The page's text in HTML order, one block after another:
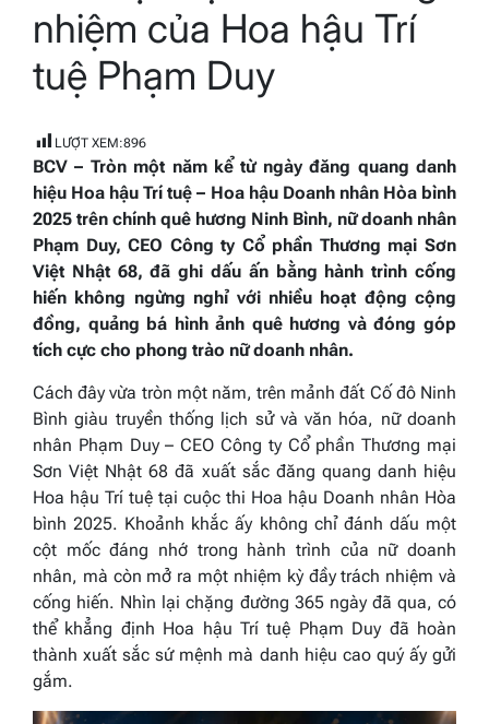
nhiệm của Hoa hậu Trí
tuệ Phạm Duy
LƯỢT XEM:896
BCV – Tròn một năm kể từ ngày đăng quang danh
hiệu Hoa hậu Trí tuệ – Hoa hậu Doanh nhân Hòa bình
2025 trên chính quê hương Ninh Bình, nữ doanh nhân
Phạm Duy, CEO Công ty Cổ phần Thương mại Sơn
Việt Nhật 68, đã ghi dấu ấn bằng hành trình cống
hiến không ngừng nghỉ với nhiều hoạt động cộng
đồng, quảng bá hình ảnh quê hương và đóng góp
tích cực cho phong trào nữ doanh nhân.
Cách đây vừa tròn một năm, trên mảnh đất Cố đô Ninh
Bình giàu truyền thống lịch sử và văn hóa, nữ doanh
nhân Phạm Duy – CEO Công ty Cổ phần Thương mại
Sơn Việt Nhật 68 đã xuất sắc đăng quang danh hiệu
Hoa hậu Trí tuệ tại cuộc thi Hoa hậu Doanh nhân Hòa
bình 2025. Khoảnh khắc ấy không chỉ đánh dấu một
cột mốc đáng nhớ trong hành trình của nữ doanh
nhân, mà còn mở ra một nhiệm kỳ đầy trách nhiệm và
cống hiến. Nhìn lại chặng đường 365 ngày đã qua, có
thể khẳng định Hoa hậu Trí tuệ Phạm Duy đã hoàn
thành xuất sắc sứ mệnh mà danh hiệu cao quý ấy gửi
gắm.